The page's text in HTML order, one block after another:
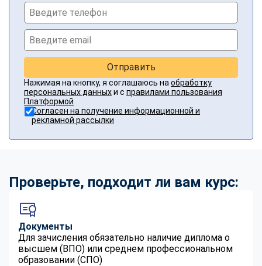
Отправить
Нажимая на кнопку, я соглашаюсь на обработку
персональных данныхи с правилами пользования
Платформой
Согласен на получение информационной и
рекламной рассылки
Проверьте, подходит ли вам курс:
Документы
Для зачисления обязательно наличие диплома о
высшем (ВПО) или среднем профессиональном
образовании (СПО)